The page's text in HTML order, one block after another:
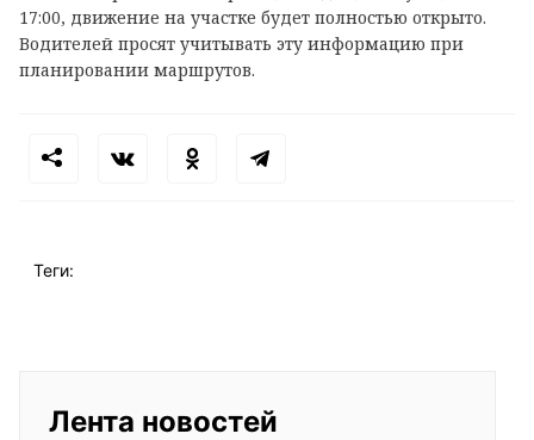
17:00, движение на участке будет полностью открыто.
Водителей просят учитывать эту информацию при
планировании маршрутов.
Теги:
Лента новостей